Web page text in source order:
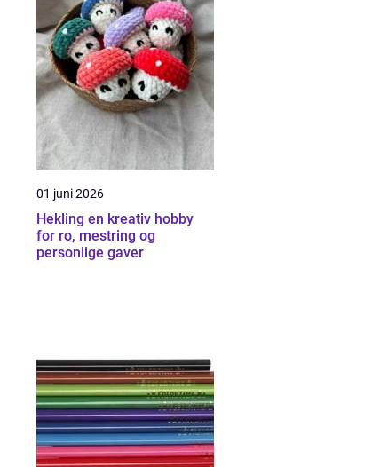
01 juni 2026
Hekling en kreativ hobby
for ro, mestring og
personlige gaver